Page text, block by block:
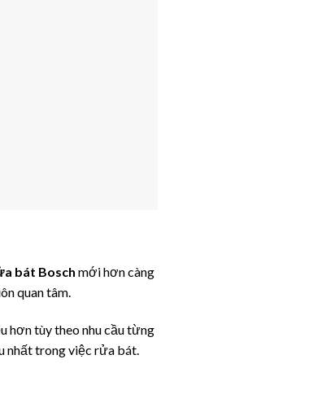
bát Bosch mới hơn càng
quan tâm.
hơn tùy theo nhu cầu từng
nhất trong việc rửa bát.